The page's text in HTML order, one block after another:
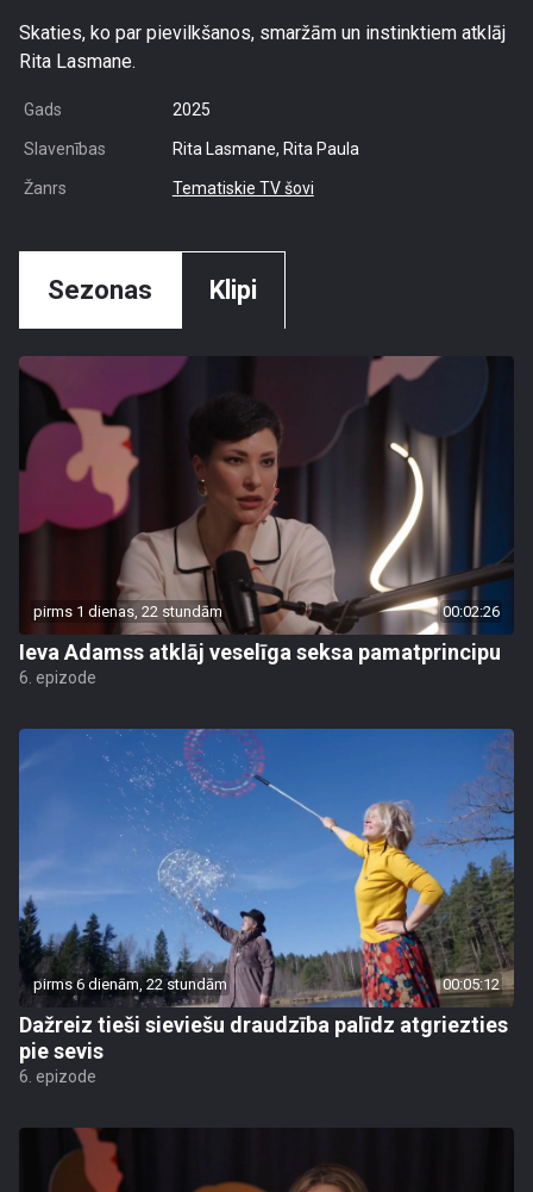
Skaties, ko par pievilkšanos, smaržām un instinktiem atklāj
Rita Lasmane.
Gads 2025
Slavenības Rita Lasmane, Rita Paula
Žanrs Tematiskie TV šovi
Sezonas Klipi
pirms 1 dienas, 22 stundām 00:02:26
Ieva Adamss atklāj veselīga seksa pamatprincipu
6. epizode
pirms 6 dienām, 22 stundām 00:05:12
Dažreiz tieši sieviešu draudzība palīdz atgriezties
pie sevis
6. epizode